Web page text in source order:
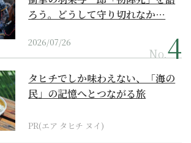
ろう。どうして守り切れなか…
2026/07/26
No.
タヒチでしか味わえない、「海の
民」の記憶へとつながる旅
PR(エア タヒチ ヌイ)